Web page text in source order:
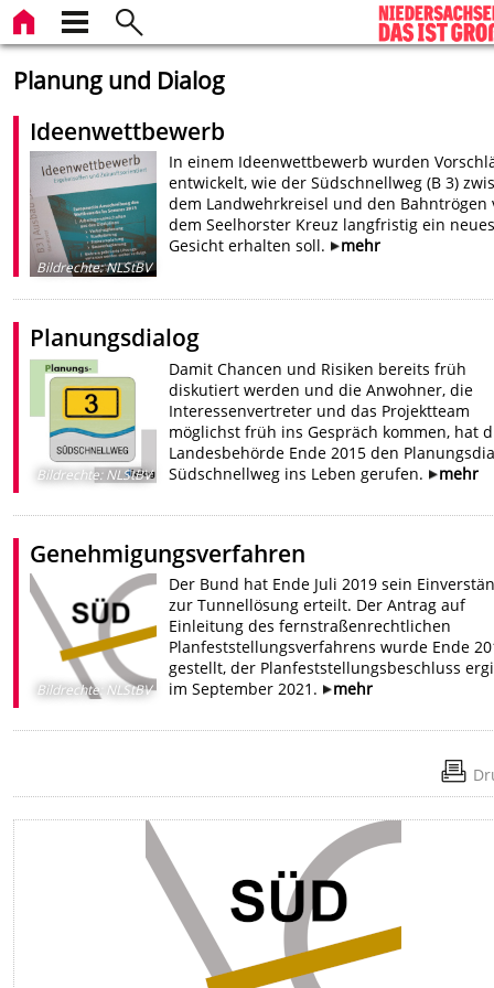
Planung und Dialog
Ideenwettbewerb
Bildrechte:NLStBV
In einem Ideenwettbewerb wurden
entwickelt, wie der Südschnellweg (B 3)
dem Landwehrkreisel und den Bahntrögen
dem Seelhorster Kreuz langfristig ein neues
Gesicht erhalten soll.
mehr
Planungsdialog
Bildrechte:NLStBV
Damit Chancen und Risiken bereits früh
diskutiert werden und die Anwohner, die
Interessenvertreter und das Projektteam
möglichst früh ins Gespräch kommen, hat
Landesbehörde Ende 2015 den
Südschnellweg ins Leben gerufen.
mehr
Genehmigungsverfahren
Bildrechte: NLStBV
Der Bund hat Ende Juli 2019 sein
zur Tunnellösung erteilt. Der Antrag auf
Einleitung des fernstraßenrechtlichen
Planfeststellungsverfahrens wurde Ende
gestellt, der Planfeststellungsbeschluss
im September 2021.
mehr